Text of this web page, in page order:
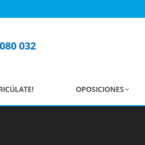
032
OPOSICIONES